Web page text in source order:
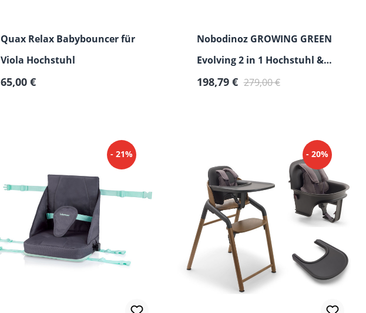
Quax Relax Babybouncer für
Viola Hochstuhl
Regulärer Preis:
65,00 €
Nobodinoz GROWING GREEN
Evolving 2 in 1 Hochstuhl &
Kinderstuhl
Verkaufspreis:
198,79 € Regulärer Preis:
279,00 €
- 21% - 20%